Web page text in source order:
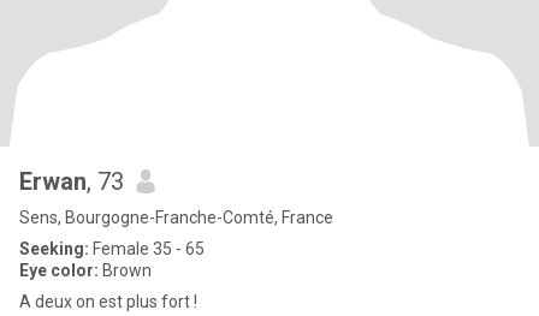
Erwan, 73
Sens, Bourgogne-Franche-Comté, France
Seeking: Female 35 - 65
Eye color: Brown
A deux on est plus fort !